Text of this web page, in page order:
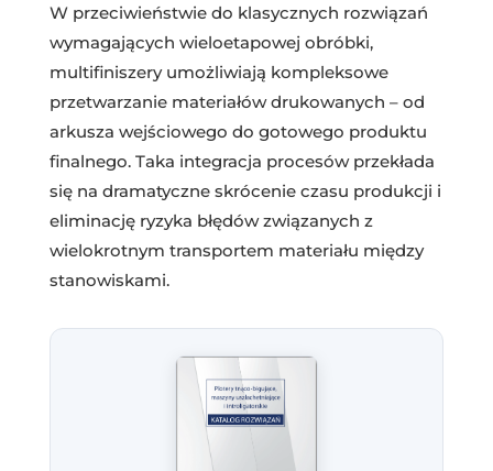
W przeciwieństwie do klasycznych rozwiązań
wymagających wieloetapowej obróbki,
multifiniszery umożliwiają kompleksowe
przetwarzanie materiałów drukowanych – od
arkusza wejściowego do gotowego produktu
finalnego. Taka integracja procesów przekłada
się na dramatyczne skrócenie czasu produkcji i
eliminację ryzyka błędów związanych z
wielokrotnym transportem materiału między
stanowiskami.